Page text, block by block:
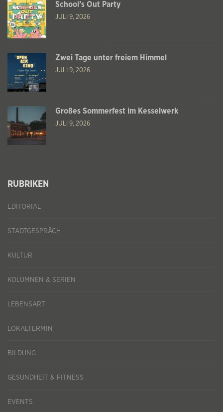
School’s Out Party
JULI 9, 2026
Zwei Tage unter freiem Himmel
JULI 9, 2026
Großes Sommerfest im Kesselwerk
JULI 9, 2026
RUBRIKEN
EDITORIAL
STADTGESPRÄCH
KULTUR
KOLUMNEN & SERIEN
LEBENSART
LOKALTERMIN
BILDUNG
GESUNDHEIT & FITNESS
EVENTS